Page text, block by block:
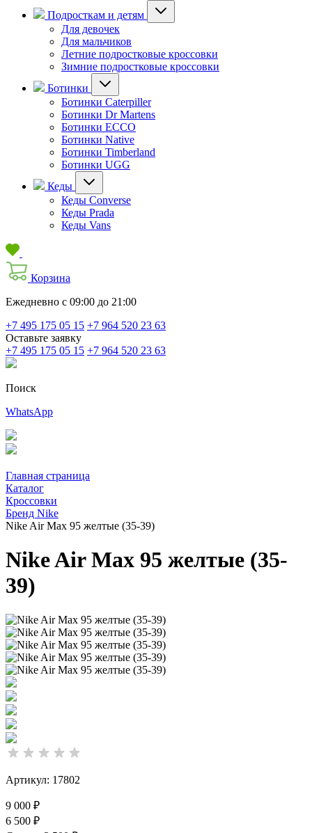
Подросткам и детям
Для девочек
Для мальчиков
Летние подростковые кроссовки
Зимние подростковые кроссовки
Ботинки
Ботинки Caterpiller
Ботинки Dr Martens
Ботинки ECCO
Ботинки Native
Ботинки Timberland
Ботинки UGG
Кеды
Кеды Converse
Кеды Prada
Кеды Vans
Корзина
Ежедневно с 09:00 до 21:00
+7 495 175 05 15 +7 964 520 23 63
Оставьте заявку
+7 495 175 05 15 +7 964 520 23 63
Поиск
WhatsApp
Главная страница
Каталог
Кроссовки
Бренд Nike
Nike Air Max 95 желтые (35-39)
Nike Air Max 95 желтые (35-
39)
Артикул: 17802
9 000 ₽
6 500 ₽